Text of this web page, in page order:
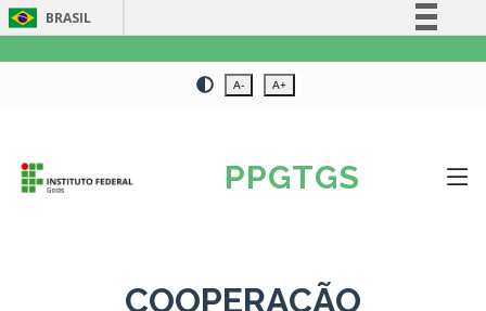
BRASIL
Canais
A- A+
PPGTGS
COOPERAÇÃO